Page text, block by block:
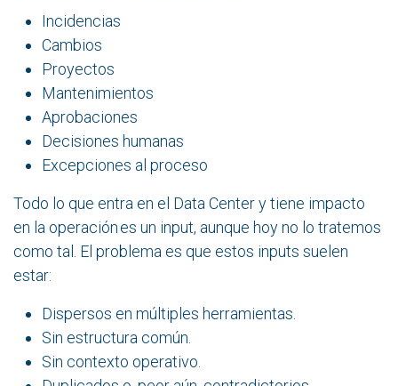
Incidencias
Cambios
Proyectos
Mantenimientos
Aprobaciones
Decisiones humanas
Excepciones al proceso
Todo lo que entra en el Data Center y tiene impacto
en la operación es un input, aunque hoy no lo tratemos
como tal. El problema es que estos inputs suelen
estar:
Dispersos en múltiples herramientas.
Sin estructura común.
Sin contexto operativo.